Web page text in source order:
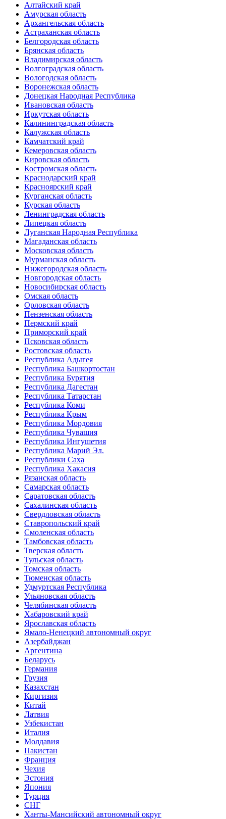
Алтайский край
Амурская область
Архангельская область
Астраханская область
Белгородская область
Брянская область
Владимирская область
Волгоградская область
Вологодская область
Воронежская область
Донецкая Народная Республика
Ивановская область
Иркутская область
Калининградская область
Калужская область
Камчатский край
Кемеровская область
Кировская область
Костромская область
Краснодарский край
Красноярский край
Курганская область
Курская область
Ленинградская область
Липецкая область
Луганская Народная Республика
Магаданская область
Московская область
Мурманская область
Нижегородская область
Новгородская область
Новосибирская область
Омская область
Орловская область
Пензенская область
Пермский край
Приморский край
Псковская область
Ростовская область
Республика Адыгея
Республика Башкортостан
Республика Бурятия
Республика Дагестан
Республика Татарстан
Республика Коми
Республика Крым
Республика Мордовия
Республика Чувашия
Республика Ингушетия
Республика Марий Эл.
Республики Саха
Республика Хакасия
Рязанская область
Самарская область
Саратовская область
Сахалинская область
Свердловская область
Ставропольский край
Смоленская область
Тамбовская область
Тверская область
Тульская область
Томская область
Тюменская область
Удмуртская Республика
Ульяновская область
Челябинская область
Хабаровский край
Ярославская область
Ямало-Ненецкий автономный округ
Азербайджан
Аргентина
Беларусь
Германия
Грузия
Казахстан
Киргизия
Китай
Латвия
Узбекистан
Италия
Молдавия
Пакистан
Франция
Чехия
Эстония
Япония
Турция
СНГ
Ханты-Мансийский автономный округ